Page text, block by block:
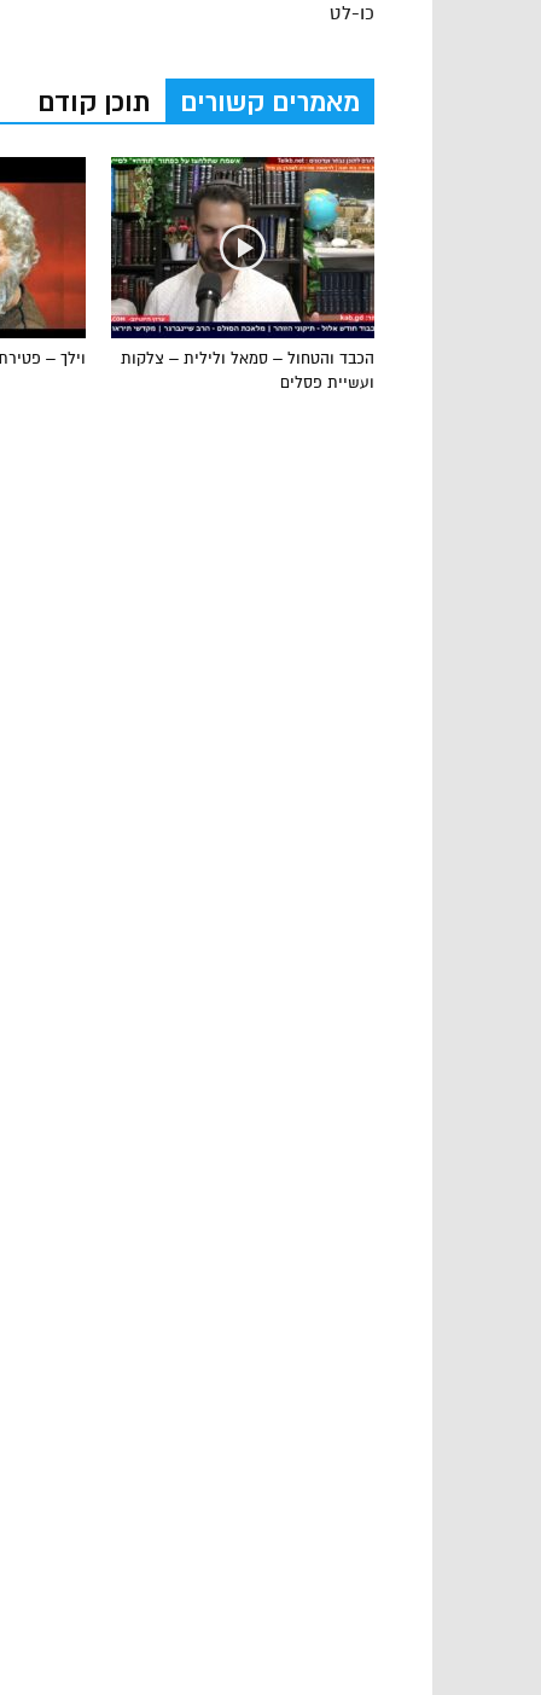
כו-לט
מאמרים קשורים תוכן קודם
וילך –
הכבד והטחול – סמאל ולילית – צלקות
ועשיית פסלים